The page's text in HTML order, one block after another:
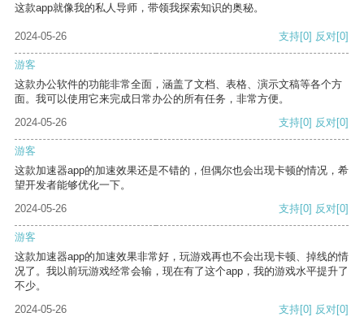
这款app就像我的私人导师，带领我探索知识的奥秘。
2024-05-26 支持[0] 反对[0]
游客
这款办公软件的功能非常全面，涵盖了文档、表格、演示文稿等各个方
面。我可以使用它来完成日常办公的所有任务，非常方便。
2024-05-26
支持[0] 反对[0]
游客
这款加速器app的加速效果还是不错的，但偶尔也会出现卡顿的情况，希
望开发者能够优化一下。
2024-05-26
支持[0] 反对[0]
游客
这款加速器app的加速效果非常好，玩游戏再也不会出现卡顿、掉线的情
况了。我以前玩游戏经常会输，现在有了这个app，我的游戏水平提升了
不少。
2024-05-26
支持[0] 反对[0]